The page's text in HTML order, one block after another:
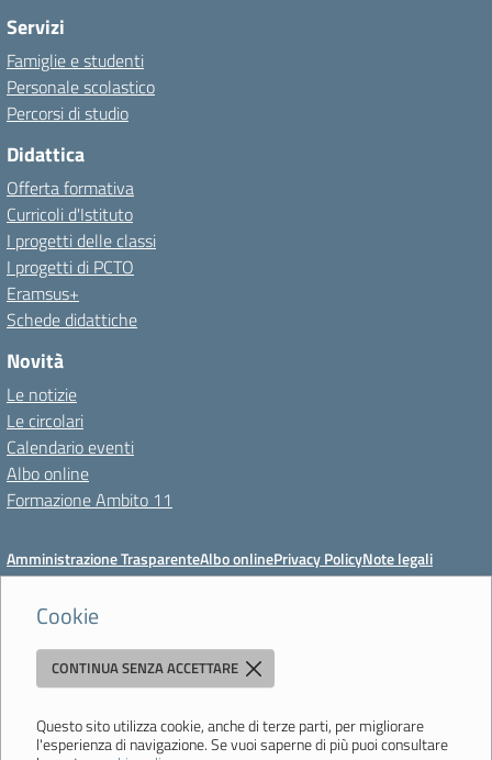
Cookie
CONTINUA SENZA ACCETTARE
Questo sito utilizza cookie, anche di terze parti, per migliorare
l'esperienza di navigazione. Se vuoi saperne di più puoi consultare
Servizi
Famiglie e studenti
Personale scolastico
Percorsi di studio
Didattica
Offerta formativa
Curricoli d'Istituto
I progetti delle classi
I progetti di PCTO
Eramsus+
Schede didattiche
Novità
Le notizie
Le circolari
Calendario eventi
Albo online
Formazione Ambito 11
Amministrazione TrasparenteAlbo onlinePrivacy PolicyNote legali
Meccanismo di feedbackDichiarazioni di accessibilitàPreferenze cookie
Istituto di Istruzione Superiore 'Primo Levi'
764354 - Email:mois00200c@istruzione.it- PEC:
mois00200c@pec.istruzione.it